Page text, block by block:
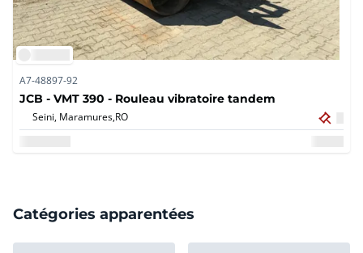
A7-48897-92
JCB - VMT 390 - Rouleau vibratoire tandem
Seini, Maramures,RO
Catégories apparentées